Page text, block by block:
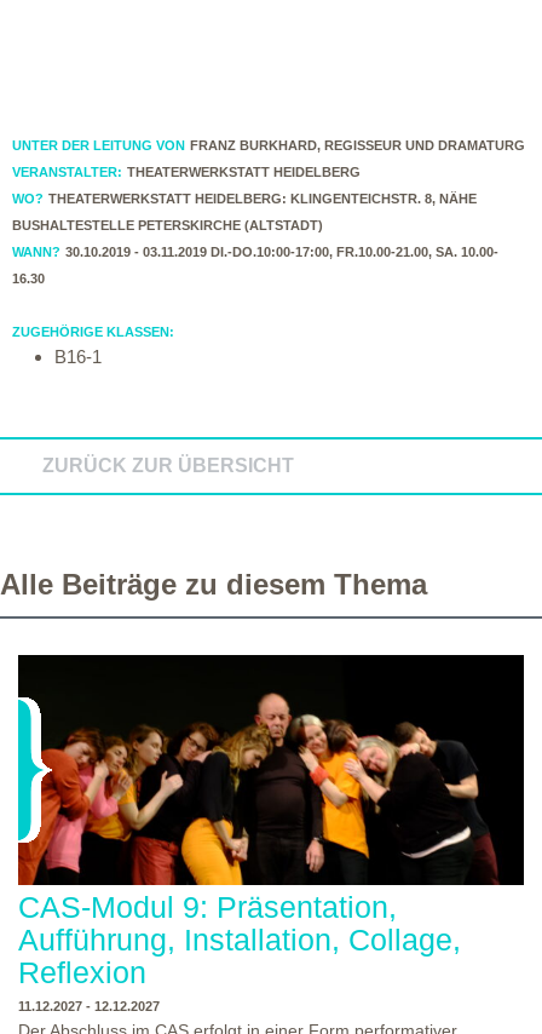
UNTER DER LEITUNG VON FRANZ BURKHARD, REGISSEUR UND DRAMATURG
VERANSTALTER: THEATERWERKSTATT HEIDELBERG
WO? THEATERWERKSTATT HEIDELBERG: KLINGENTEICHSTR. 8, NÄHE
BUSHALTESTELLE PETERSKIRCHE (ALTSTADT)
WANN? 30.10.2019 - 03.11.2019 DI.-DO.10:00-17:00, FR.10.00-21.00, SA. 10.00-
16.30
ZUGEHÖRIGE KLASSEN:
B16-1
ZURÜCK ZUR ÜBERSICHT
Alle Beiträge zu diesem Thema
CAS-Modul 9: Präsentation,
Aufführung, Installation, Collage,
Reflexion
11.12.2027 - 12.12.2027